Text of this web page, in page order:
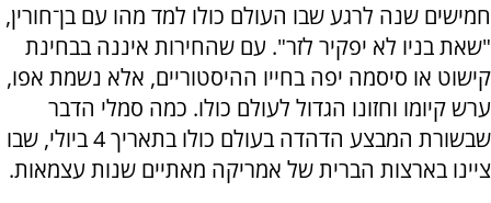
חמישים שנה לרגע שבו העולם כולו למד מהו עם בן־חורין,
"שאת בניו לא יפקיר לזר". עם שהחירות איננה בבחינת
קישוט או סיסמה יפה בחייו ההיסטוריים, אלא נשמת אפו,
ערש קיומו וחזונו הגדול לעולם כולו. כמה סמלי הדבר
שבשורת המבצע הדהדה בעולם כולו בתאריך 4 ביולי, שבו
ציינו בארצות הברית של אמריקה מאתיים שנות עצמאות.